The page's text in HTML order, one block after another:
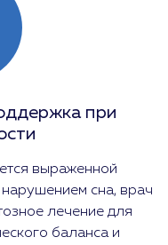
при
выраженной
сна, врач
лечение для
баланса и